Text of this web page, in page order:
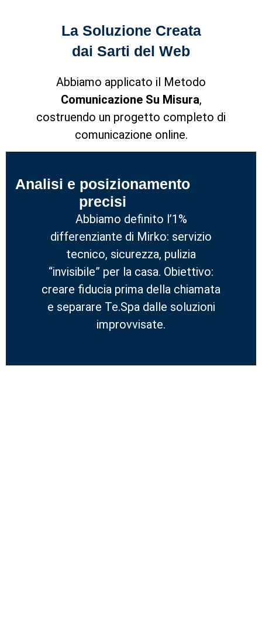
La Soluzione Creata
dai Sarti del Web
Abbiamo applicato il Metodo
Comunicazione Su Misura,
costruendo un progetto completo di
comunicazione online.
Analisi e posizionamento
precisi
Abbiamo definito l’1%
differenziante di Mirko: servizio
tecnico, sicurezza, pulizia
“invisibile” per la casa. Obiettivo:
creare fiducia prima della chiamata
e separare Te.Spa dalle soluzioni
improvvisate.